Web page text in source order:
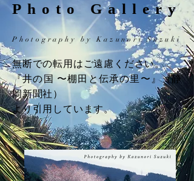
Photo Gallery
Photography by Kazunori Suzuki
無断での転用はご遠慮ください。
『井の国 〜棚田と伝承の里〜』（静
岡新聞社）
より引用しています。